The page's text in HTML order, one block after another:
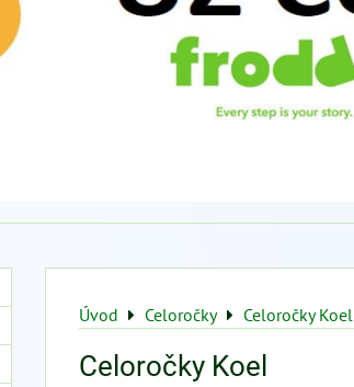
Úvod Celoročky Celoročky Koel
Celoročky Koel